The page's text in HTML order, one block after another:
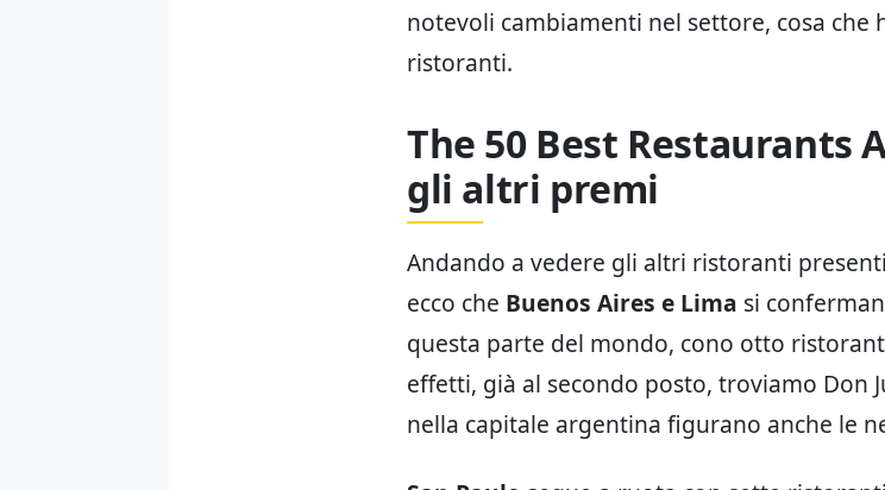
notevoli cambiamenti nel settore, cosa
ristoranti.
The 50 Best Restaurants
gli altri premi
Andando a vedere gli altri ristoranti
ecco che Buenos Aires e Lima si
questa parte del mondo, cono otto
effetti, già al secondo posto, troviamo Don
nella capitale argentina figurano anche le